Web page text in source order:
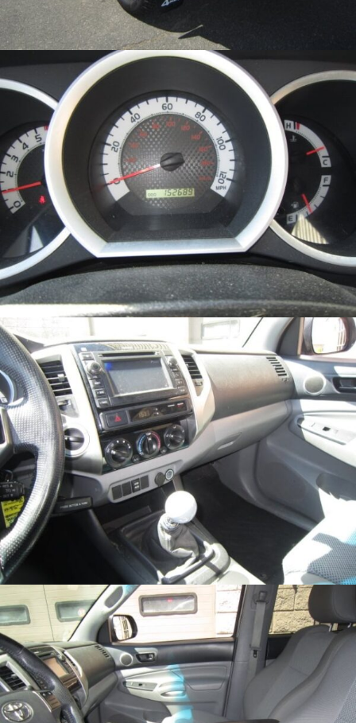
svetaine.
Patirties
Kad mūsų
svetainė
veiktų kuo
geriau jūsų
apsilankymo
metu. Jei
atsisakysite
šių slapukų,
kai kurios
funkcijos iš
svetainės
išnyks.
Rinkodara
Dalindamiesi
savo
pomėgiais ir
elgesiu, kai
lankotės
mūsų
svetainėje,
padidinate
galimybę
pamatyti
suasmenintą
pasiūlymus.